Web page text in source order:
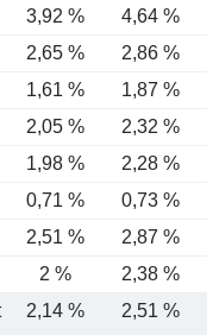
3,92 % 4,64 %
2,65 % 2,86 %
1,61 % 1,87 %
2,05 %
2,32 %
1,98 % 2,28 %
0,71 % 0,73 %
2,51 % 2,87 %
2 % 2,38 %
2,14 % 2,51 %